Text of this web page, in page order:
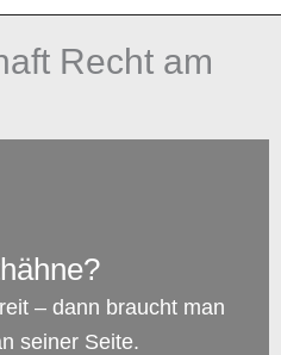
Recht am
– dann braucht man
seiner Seite.